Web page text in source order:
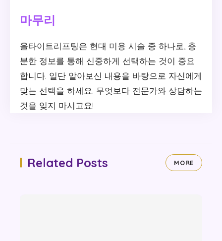
마무리
올타이트리프팅은 현대 미용 시술 중 하나로, 충
분한 정보를 통해 신중하게 선택하는 것이 중요
합니다. 일단 알아보신 내용을 바탕으로 자신에게
맞는 선택을 하세요. 무엇보다 전문가와 상담하는
것을 잊지 마시고요!
Related Posts MORE